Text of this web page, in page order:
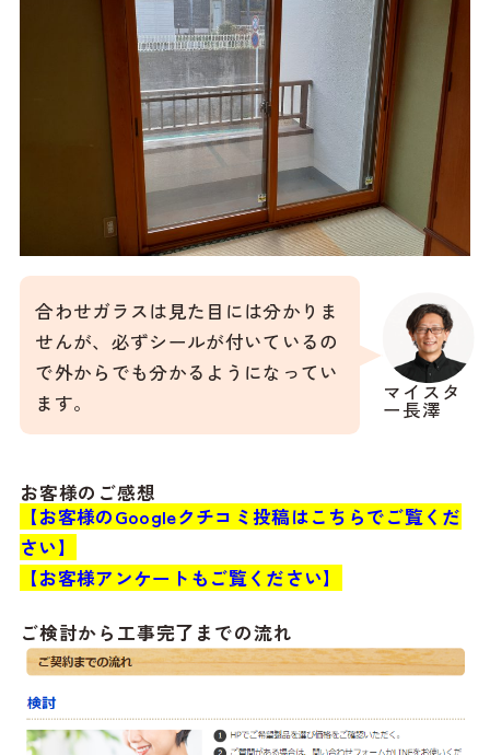
マイスタ
ー長澤
合わせガラスは見た目には分かりま
せんが、必ずシールが付いているの
で外からでも分かるようになってい
ます。
お客様のご感想
【お客様のGoogleクチコミ投稿はこちらでご覧くだ
さい】
【お客様アンケートもご覧ください】
ご検討から工事完了までの流れ